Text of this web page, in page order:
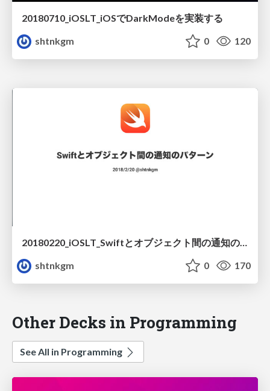
20180710_iOSLT_iOSでDarkModeを実装する
shtnkgm
0 120
20180220_iOSLT_Swiftとオブジェクト間の通知のパターン
shtnkgm
0 170
Other Decks in Programming
See All in Programming